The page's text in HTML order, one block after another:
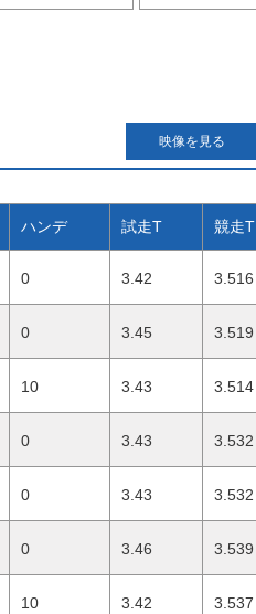
映像を見る
ハンデ 試走T 競走T
0 3.42 3.516
0 3.45 3.519
10 3.43 3.514
0 3.43 3.532
0 3.43 3.532
0 3.46 3.539
10 3.42 3.537